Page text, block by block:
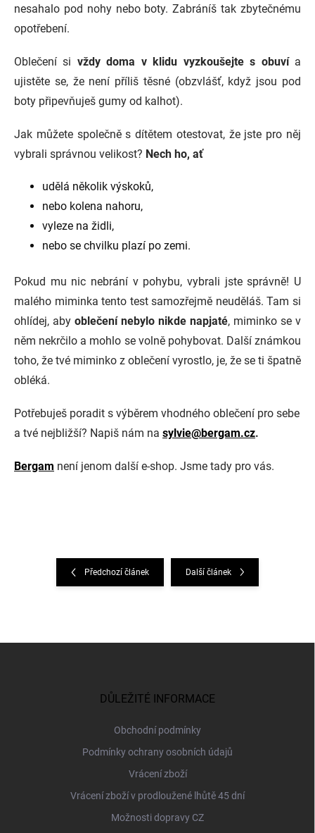
nesahalo pod nohy nebo boty. Zabráníš tak zbytečnému
opotřebení.
Oblečení si vždy doma v klidu vyzkoušejte s obuví a
ujistěte se, že není příliš těsné (obzvlášť, když jsou pod
boty připevňuješ gumy od kalhot).
Jak můžete společně s dítětem otestovat, že jste pro něj
vybrali správnou velikost? Nech ho, ať
udělá několik výskoků,
nebo kolena nahoru,
vyleze na židli,
nebo se chvilku plazí po zemi.
Pokud mu nic nebrání v pohybu, vybrali jste správně! U
malého miminka tento test samozřejmě neuděláš. Tam si
ohlídej, aby oblečení nebylo nikde napjaté, miminko se v
něm nekrčilo a mohlo se volně pohybovat. Další známkou
toho, že tvé miminko z oblečení vyrostlo, je, že se ti špatně
obléká.
Potřebuješ poradit s výběrem vhodného oblečení pro sebe
a tvé nejbližší? Napiš nám na sylvie@bergam.cz.
Bergam není jenom další e-shop. Jsme tady pro vás.
Předchozí článek Další článek
DŮLEŽITÉ INFORMACE
Obchodní podmínky
Podmínky ochrany osobních údajů
Vrácení zboží
Vrácení zboží v prodloužené lhůtě 45 dní
Možnosti dopravy CZ